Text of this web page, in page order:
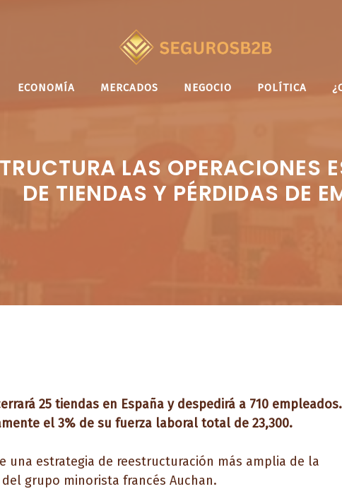
ECONOMÍA MERCADOS NEGOCIO POLÍTICA
LAS OPERACIONES
DE TIENDAS Y PÉRDIDAS DE
25 tiendas en España y despedirá a 710
el 3% de su fuerza laboral total de 23,300.
una estrategia de reestructuración más amplia de la
grupo minorista francés Auchan.